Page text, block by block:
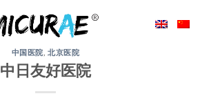
中国医院 ,北京医院
中日友好医院